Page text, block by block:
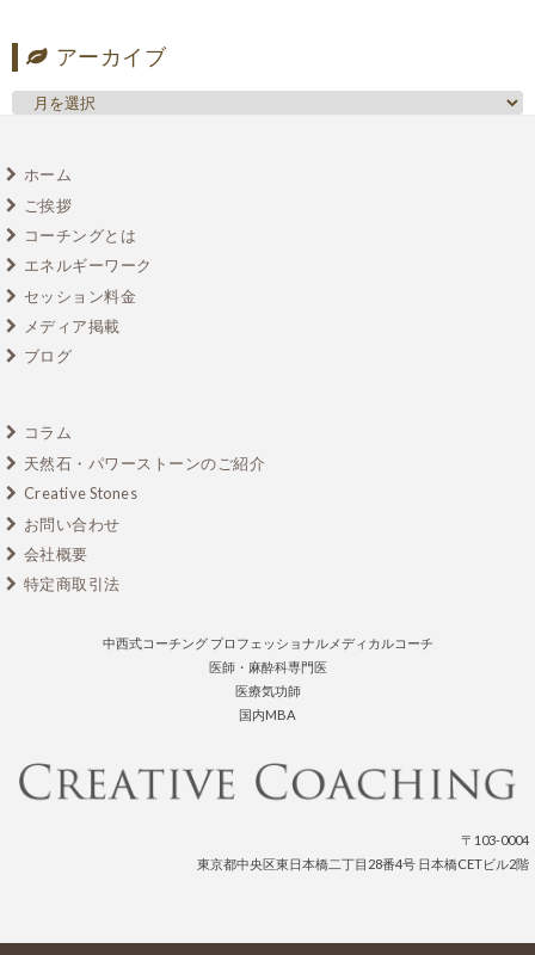
アーカイブ
ホーム
ご挨拶
コーチングとは
エネルギーワーク
セッション料金
メディア掲載
ブログ
コラム
天然石・パワーストーンのご紹介
Creative Stones
お問い合わせ
会社概要
特定商取引法
中西式コーチング プロフェッショナルメディカルコーチ
医師・麻酔科専門医
医療気功師
国内MBA
〒103-0004
東京都中央区東日本橋二丁目28番4号 日本橋CETビル2階